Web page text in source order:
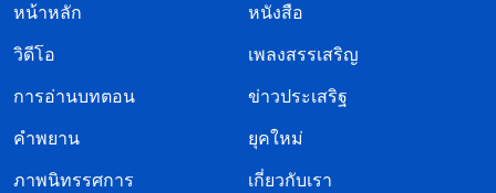
หน้าหลัก
หนังสือ
วิดีโอ
เพลงสรรเสริญ
การอ่านบทตอน
ข่าวประเสริฐ
คำพยาน
ยุคใหม่
ภาพนิทรรศการ
เกี่ยวกับเรา